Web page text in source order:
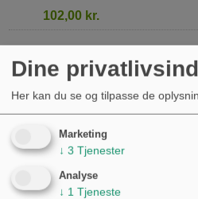
102,00 kr.
Dine
Her kan du se og tilpasse de
Marketing
↓ 3 Tjenester
Analyse
↓ 1 Tjeneste